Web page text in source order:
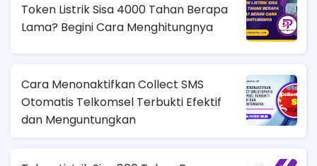
Token Listrik Sisa 4000 Tahan Berapa
Lama? Begini Cara Menghitungnya
Cara Menonaktifkan Collect SMS
Otomatis Telkomsel Terbukti Efektif
dan Menguntungkan